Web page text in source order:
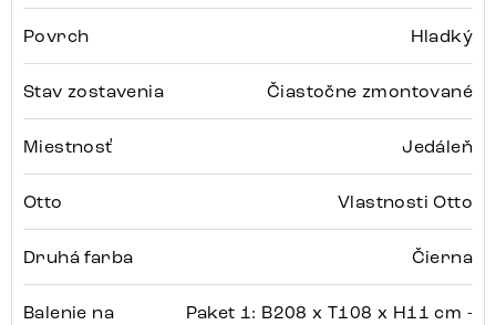
Povrch Hladký
Stav zostavenia Čiastočne zmontované
Miestnosť Jedáleň
Otto Vlastnosti Otto
Druhá farba Čierna
Balenie na
Paket 1: B208 x T108 x H11 cm -